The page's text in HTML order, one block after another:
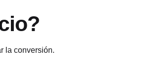
la conversión.